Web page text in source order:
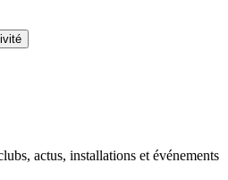
actus, installations et événements